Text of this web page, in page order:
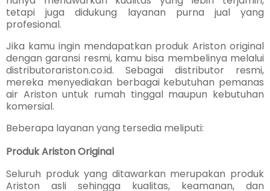
tetapi juga didukung layanan purna jual yang
profesional.
Jika kamu ingin mendapatkan produk Ariston original
dengan garansi resmi, kamu bisa membelinya melalui
distributorariston.co.id. Sebagai distributor resmi,
mereka menyediakan berbagai kebutuhan pemanas
air Ariston untuk rumah tinggal maupun kebutuhan
komersial.
Beberapa layanan yang tersedia meliputi:
Produk Ariston Original
Seluruh produk yang ditawarkan merupakan produk
Ariston asli sehingga kualitas, keamanan, dan